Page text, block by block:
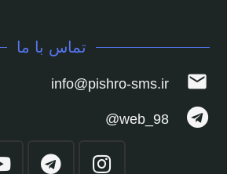
تماس با ما
mail
info@pishro-sms.ir
web_98@